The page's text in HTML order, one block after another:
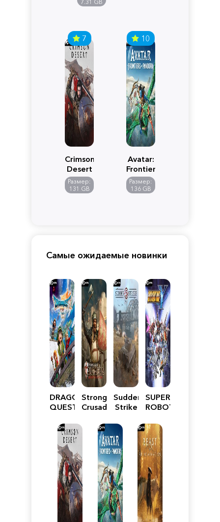
7.31 GB
7
Crimson
Desert
Размер:
131 GB
10
Avatar:
Frontiers
of
Pandora
Размер:
136 GB
Самые ожидаемые новинки
DRAGON
QUEST
Reimagined
Stronghold
Crusader:
Edition
Sudden
Strike
SUPER
ROBOT
Y